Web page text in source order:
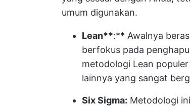
umum digunakan.
Lean**:** Awalnya
berfokus pada
metodologi Lean
lainnya yang sangat
Six Sigma: Metodologi